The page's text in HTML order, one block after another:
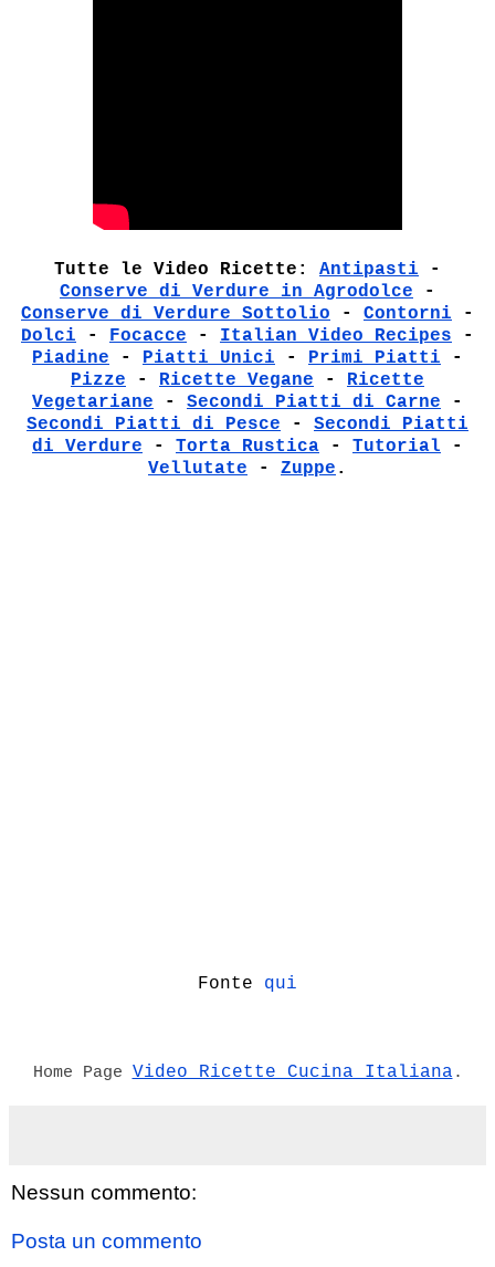
Tutte le Video Ricette: Antipasti -
Conserve di Verdure in Agrodolce -
Conserve di Verdure Sottolio - Contorni -
Dolci - Focacce - Italian Video Recipes -
Piadine - Piatti Unici - Primi Piatti -
Pizze - Ricette Vegane - Ricette
Vegetariane - Secondi Piatti di Carne -
Secondi Piatti di Pesce - Secondi Piatti
di Verdure - Torta Rustica - Tutorial -
Vellutate - Zuppe .
Fonte qui
Home Page Video Ricette Cucina Italiana .
Nessun commento:
Posta un commento